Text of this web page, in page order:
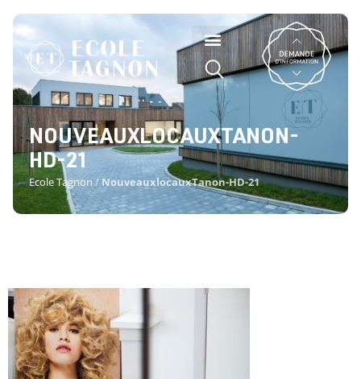
NOUVEAUXLOCAUXTANON-
HD-21
Ecole Tagnon / NouveauxlocauxTanon-HD-21